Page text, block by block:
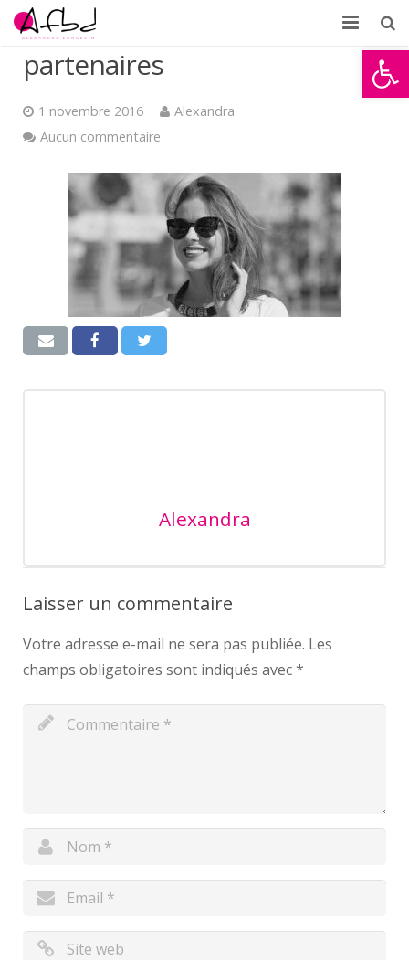
Ouvrir
Accueil
À propos
Témoignages
Partenaires d’AFBD
partenaires
1 novembre 2016
Alexandra
Aucun commentaire
Alexandra
Laisser un commentaire
Votre adresse e-mail ne sera pas publiée. Les
champs obligatoires sont indiqués avec*